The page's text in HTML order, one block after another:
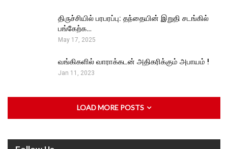
திருச்சியில் பரபரப்பு: தந்தையின் இறுதி சடங்கில்
பங்கேற்க…
May 17, 2025
வங்கிகளில் வாராக்கடன் அதிகரிக்கும் அபாயம் !
Jan 11, 2023
LOAD MORE POSTS